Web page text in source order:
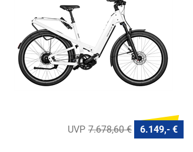
7.678,60 € 6.149,- €